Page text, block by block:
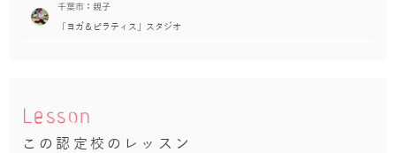
千葉市：親子
「ヨガ＆ピラティス」スタジオ
Lesson
この認定校のレッスン